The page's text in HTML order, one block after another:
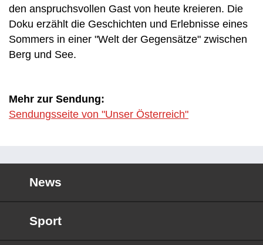
den anspruchsvollen Gast von heute kreieren. Die
Doku erzählt die Geschichten und Erlebnisse eines
Sommers in einer "Welt der Gegensätze" zwischen
Berg und See.
Mehr zur Sendung:
Sendungsseite von "Unser Österreich"
News
Sport